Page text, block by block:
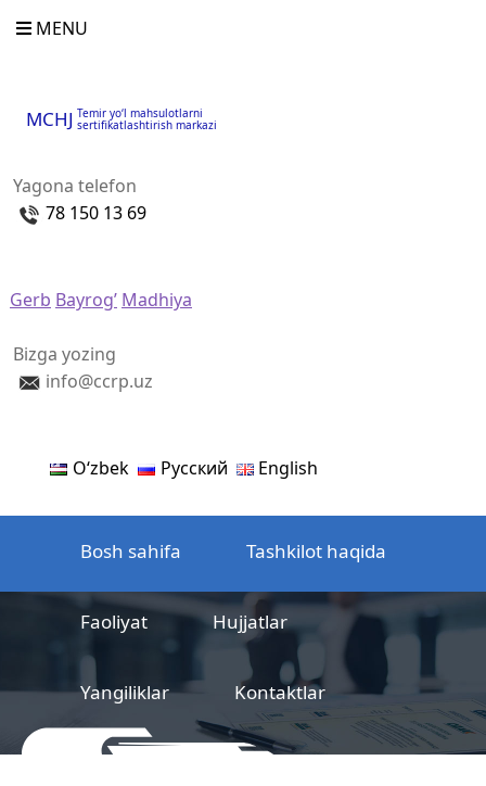
MENU
MCHJ Temir yo‘l mahsulotlarni
sertifikatlashtirish markazi
Yagona telefon
78 150 13 69
Gerb Bayrog’ Madhiya
Bizga yozing
info@ccrp.uz
Oʻzbek Русский English
Bosh sahifa Tashkilot haqida
Faoliyat Hujjatlar
Yangiliklar Kontaktlar